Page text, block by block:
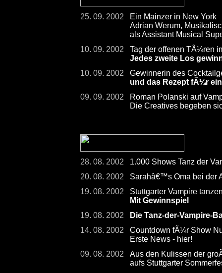
25. 09. 2002
Ein Mainzer in New York
Adrian Werum,
als Assistant Musical
10. 09. 2002
Tag der offenen TÃ¼ren
Jedes zweite Los
10. 09. 2002
Gewinnerin des
und das Rezept fÃ¼r
09. 09. 2002
Roman Polanski auf
Die Creatives begeben
28. 08. 2002
1.000 Shows Tanz der
20. 08. 2002
Sarahâ€™s Oma bei der
19. 08. 2002
Stuttgarter Vampire
Mit Gewinnspiel
19. 08. 2002
Die Tanz-der-Vampire-
14. 08. 2002
Countdown fÃ¼r Show
Erste News - hier!
09. 08. 2002
Aus den Kulissen der
aufs Stuttgarter